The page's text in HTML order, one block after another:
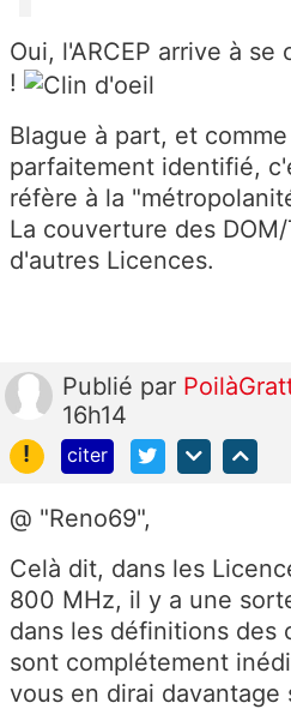
Oui, l'ARCEP arrive à
!
Blague à part, et
parfaitement identifié,
réfère à la
La couverture des
d'autres Licences.
Publié par
16h14
!
citer
@ "Reno69",
Celà dit, dans les
800 MHz, il y a une
dans les définitions des
sont complétement
vous en dirai davantage